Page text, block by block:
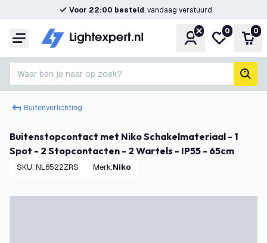
Voor 22:00 besteld, vandaag verstuurd
Menu Account
Mijn
0 0
Waar ben je naar op zoek?
Buitenverlichting
Buitenstopcontact met Niko Schakelmateriaal - 1
Spot - 2 Stopcontacten - 2 Wartels - IP55 - 65cm
SKU: NL6522ZRS Merk: Niko